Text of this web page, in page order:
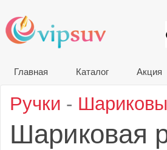
Главная Каталог Акция
Ручки -
Шариковая